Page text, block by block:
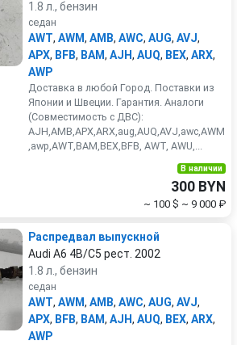
1.8 л., бензин
седан
AWT, AWM, AMB, AWC, AUG, AVJ,
APX, BFB, BAM, AJH, AUQ, BEX, ARX,
AWP
Доставка в любой Город. Поставки из
Японии и Швеции. Гарантия. Аналоги
(Совместимость с ДВС):
AJH,AMB,APX,ARX,aug,AUQ,AVJ,awc,AWM
,awp,AWT,BAM,BEX,BFB, AWT, AWU,...
В наличии
300 BYN
~ 100 $ ~ 9 000 ₽
Распредвал выпускной
Audi A6 4B/C5 рест. 2002
1.8 л., бензин
седан
AWT, AWM, AMB, AWC, AUG, AVJ,
APX, BFB, BAM, AJH, AUQ, BEX, ARX,
AWP